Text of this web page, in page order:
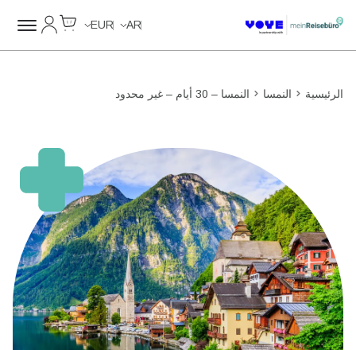
AR
EUR
الرئيسية النمسا النمسا – 30 أيام – غير محدود